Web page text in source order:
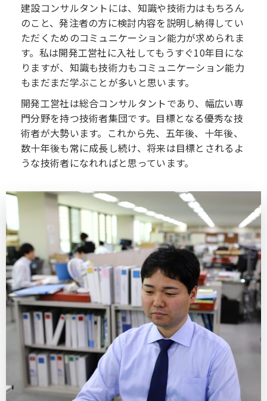
建設コンサルタントには、知識や技術力はもちろん
のこと、発注者の方に検討内容を説明し納得してい
ただくためのコミュニケーション能力が求められま
す。私は開発工営社に入社してもうすぐ10年目にな
りますが、知識も技術力もコミュニケーション能力
もまだまだ学ぶことが多いと思います。
開発工営社は総合コンサルタントであり、幅広い専
門分野を持つ技術者集団です。目標となる優秀な技
術者が大勢います。これから先、五年後、十年後、
数十年後も常に成長し続け、将来は目標とされるよ
うな技術者になれればと思っています。